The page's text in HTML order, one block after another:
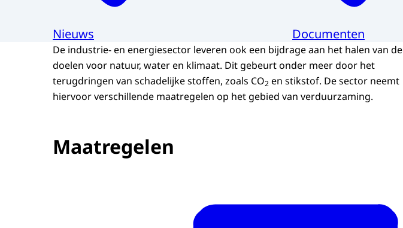
Nieuws Documenten
De industrie- en energiesector leveren ook een bijdrage aan het halen van de
doelen voor natuur, water en klimaat. Dit gebeurt onder meer door het
terugdringen van schadelijke stoffen, zoals CO2 en stikstof. De sector neemt
hiervoor verschillende maatregelen op het gebied van verduurzaming.
Maatregelen